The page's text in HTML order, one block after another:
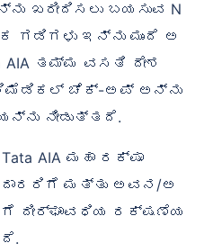
ಖರೀದಿಸಲು ಬಯಸುವ N
ಗಡಿಗಳು ಇನ್ನು ಮುಂದೆ ಅ
AIA ತಮ್ಮ ವಸತಿ ದೇಶ
ಚೆಕ್-ಅಪ್ ಅನ್ನು
ನೀಡುತ್ತದೆ.
Tata AIA ಮಹಾ ರಕ್ಷಾ
ಮತ್ತು ಅವನ/ಅ
ದೀರ್ಘಾವಧಿಯ ರಕ್ಷಣೆಯ